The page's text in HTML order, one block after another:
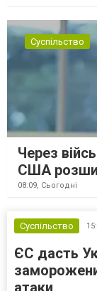
Суспільство
Через
США
08:09, Сьогодні
Суспільство
ЄС дасть
атаки